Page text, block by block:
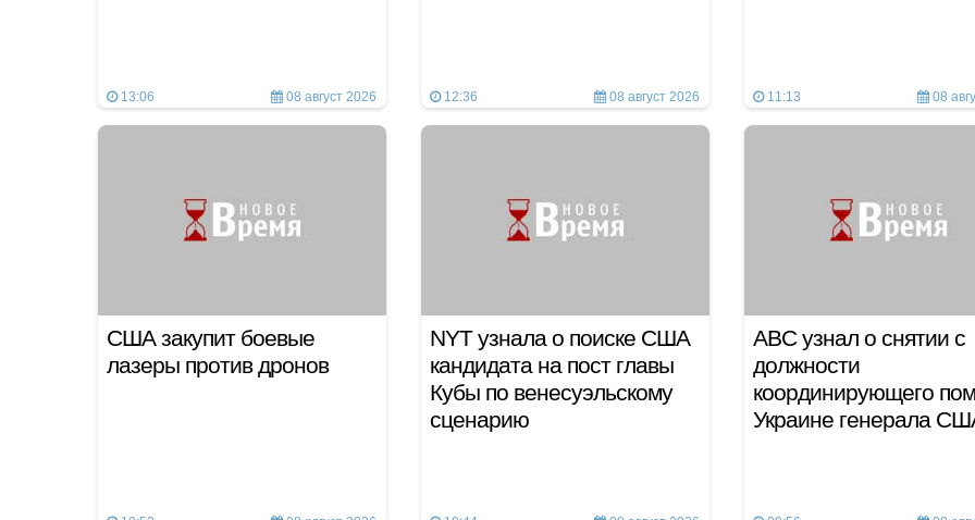
13:06 08 август 2026 12:36 08 август 2026 11:13 08
США закупит боевые
лазеры против дронов
NYT узнала о поиске США
кандидата на пост главы
Кубы по венесуэльскому
сценарию
ABC узнал о снятии с
должности
координирующего
Украине генерала